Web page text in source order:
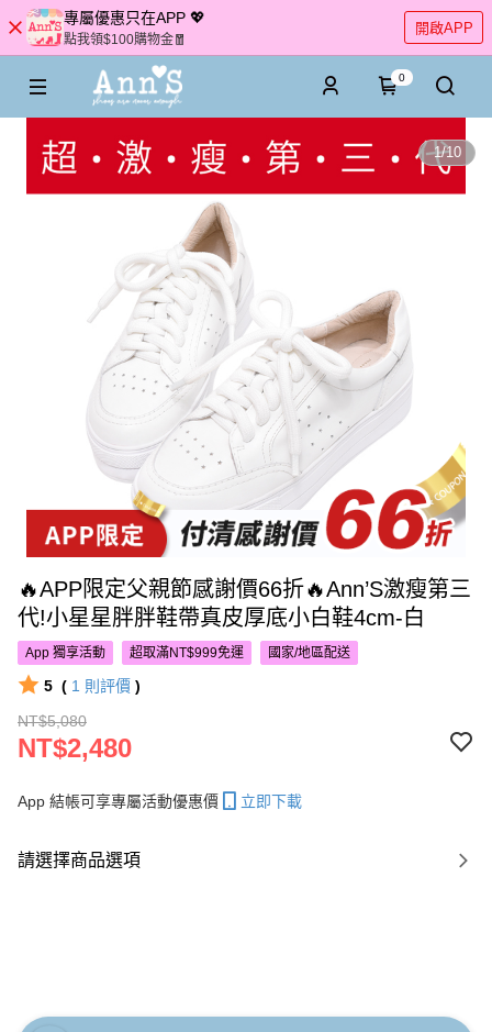
專屬優惠只在APP 💖
點我領$100購物金🧧
開啟APP
0
1/10
🔥APP限定父親節感謝價66折🔥Ann’S激瘦第三
代!小星星胖胖鞋帶真皮厚底小白鞋4cm-白
App 獨享活動 超取滿NT$999免運 國家/地區配送
5 ( 1 則評價 )
NT$5,080
NT$2,480
App 結帳可享專屬活動優惠價 立即下載
請選擇商品選項